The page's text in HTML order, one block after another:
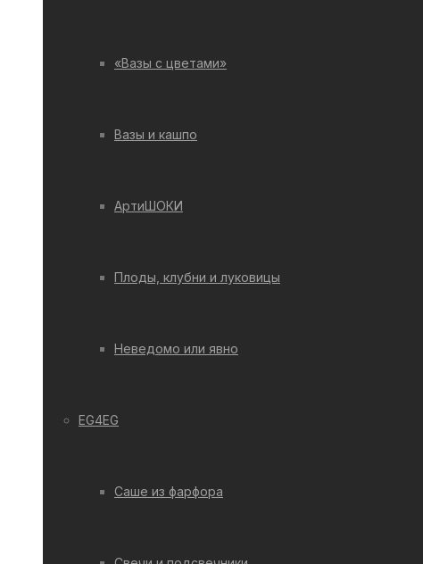
«Вазы с цветами»
Вазы и кашпо
АртиШОКИ
Плоды, клубни и луковицы
Неведомо или явно
EG4EG
Саше из фарфора